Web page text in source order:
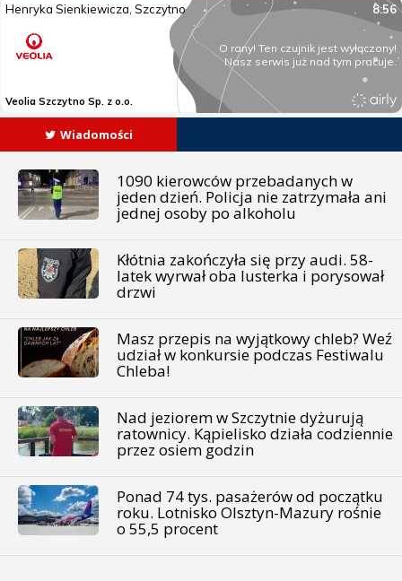
Wiadomości
1090 kierowców przebadanych w
jeden dzień. Policja nie zatrzymała ani
jednej osoby po alkoholu
Kłótnia zakończyła się przy audi. 58-
latek wyrwał oba lusterka i porysował
drzwi
Masz przepis na wyjątkowy chleb? Weź
udział w konkursie podczas Festiwalu
Chleba!
Nad jeziorem w Szczytnie dyżurują
ratownicy. Kąpielisko działa codziennie
przez osiem godzin
Ponad 74 tys. pasażerów od początku
roku. Lotnisko Olsztyn-Mazury rośnie
o 55,5 procent